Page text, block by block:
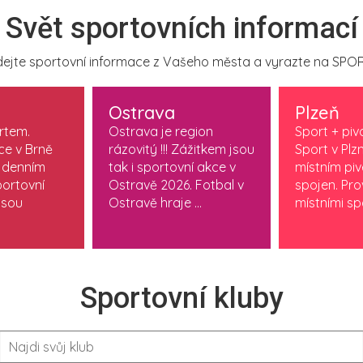
Svět sportovních informací
sportovní informace z Vašeho města a vyrazte na
v Brně
Ostrava
Ostrava je region
rázovitý !!! Zážitkem jsou
tak i sportovní akce v
Ostravě 2026. Fotbal v
Ostravě hraje ...
Plzeň
Sport +
Sport v
místním
spojen.
místními
Sportovní kluby